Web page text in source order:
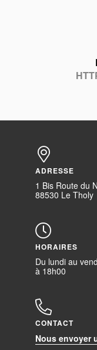
ADRESSE
1 Bis Route du
88530 Le Tholy
HORAIRES
Du lundi au
à 18h00
CONTACT
Nous envoyer